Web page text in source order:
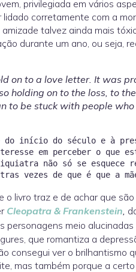
privilegiada em vários
corretamente com a
talvez ainda mais
durante um ano, ou seja,
on to a love letter. It was
holding on to the loss, to
be stuck with people
início do século e à
em perceber o que
não só se esquece
livro traz e de achar que
Cleopatra & Frankenstein,
personagens meio
que romantiza a
consegui ver o brilhantismo
mas também porque a